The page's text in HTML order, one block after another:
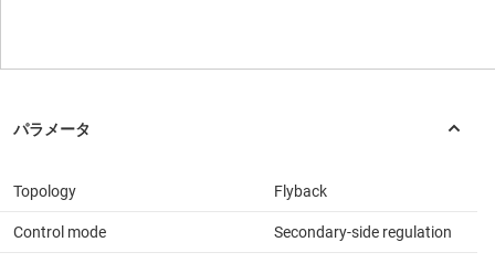
Topology Flyback
Control mode Secondary-side regulation